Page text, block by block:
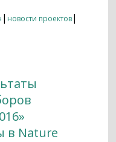
| новости проектов|
в Nature